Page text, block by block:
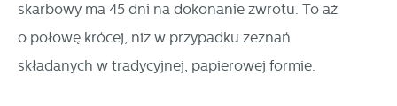
skarbowy ma 45 dni na dokonanie zwrotu. To aż
o połowę krócej, niż w przypadku zeznań
składanych w tradycyjnej, papierowej formie.